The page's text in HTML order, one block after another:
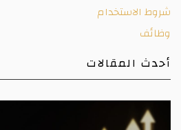
شروط الاستخدام
وظائف
أحدث المقالات